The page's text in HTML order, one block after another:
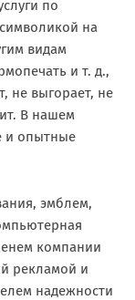
по
на
видам
и т. д.,
не выгорает, не
В нашем
и опытные
эмблем,
компании
рекламой и
надежности